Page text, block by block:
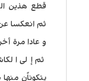
قطع هذين
و عادا مرة
يتكوناًن